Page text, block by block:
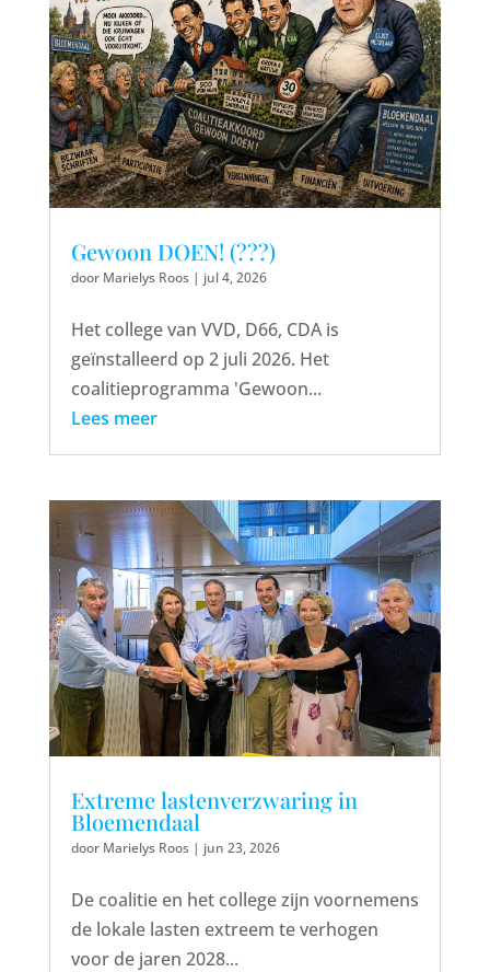
Gewoon DOEN! (???)
door Marielys Roos| jul 4, 2026
Het college van VVD, D66, CDA is
geïnstalleerd op 2 juli 2026. Het
coalitieprogramma 'Gewoon...
Lees meer
Extreme lastenverzwaring in
Bloemendaal
door Marielys Roos| jun 23, 2026
De coalitie en het college zijn voornemens
de lokale lasten extreem te verhogen
voor de jaren 2028...